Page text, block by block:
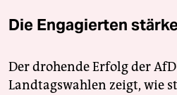
Die Engagierten
Der drohende Erfolg der
Landtagswahlen zeigt, wie